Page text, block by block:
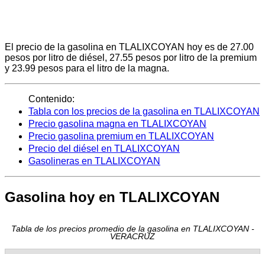
El precio de la gasolina en TLALIXCOYAN hoy es de 27.00
pesos por litro de diésel, 27.55 pesos por litro de la premium
y 23.99 pesos para el litro de la magna.
Contenido:
Tabla con los precios de la gasolina en TLALIXCOYAN
Precio gasolina magna en TLALIXCOYAN
Precio gasolina premium en TLALIXCOYAN
Precio del diésel en TLALIXCOYAN
Gasolineras en TLALIXCOYAN
Gasolina hoy en TLALIXCOYAN
Tabla de los precios promedio de la gasolina en TLALIXCOYAN -
VERACRUZ